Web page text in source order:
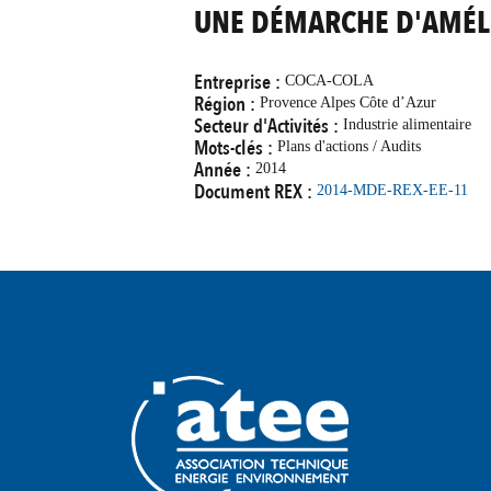
UNE DÉMARCHE
Entreprise : COCA-COLA
Région : Provence Alpes Côte d’Azur
Secteur d'Activités : Industrie alimentaire
Mots-clés : Plans d'actions / Audits
Année : 2014
Document REX : 2014-MDE-REX-EE-11